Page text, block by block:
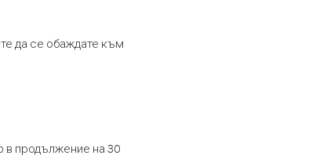
да се обаждате към
в продължение на 30